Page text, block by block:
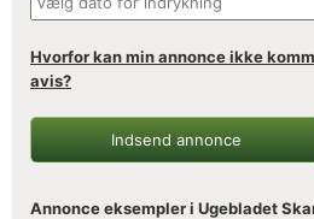
Hvorfor kan min annonce ikke
avis?
Indsend annonce
Annonce eksempler i Ugebladet